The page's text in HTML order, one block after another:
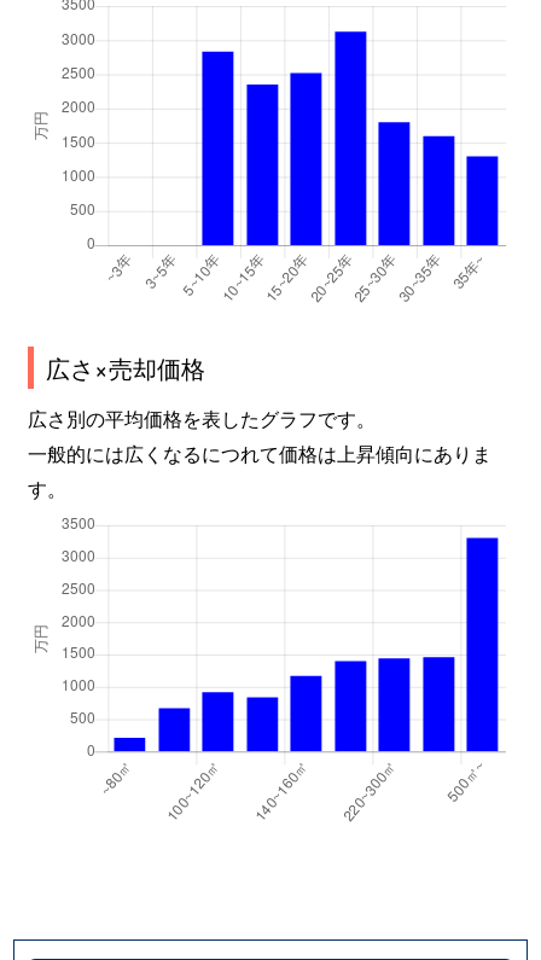
広さ×売却価格
広さ別の平均価格を表したグラフです。
一般的には広くなるにつれて価格は上昇傾向にありま
す。